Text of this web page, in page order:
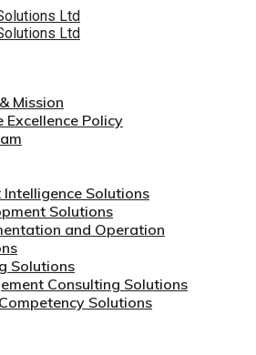
Mission
Excellence Policy
Intelligence Solutions
Solutions
and Operation
Solutions
Consulting Solutions
Solutions